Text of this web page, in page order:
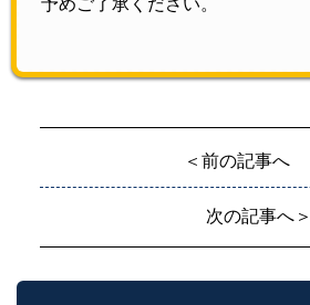
＜前の記事へ
次の記事へ＞